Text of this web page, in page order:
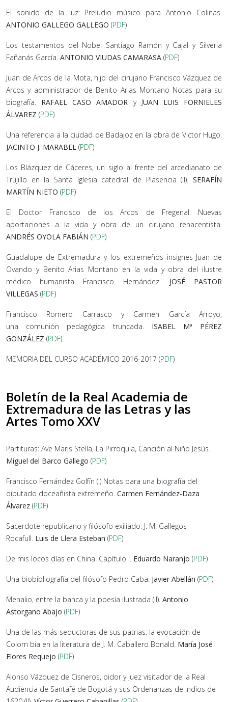
El sonido de la luz: Preludio músico para Antonio Colinas.
ANTONIO GALLEGO GALLEGO (PDF)
Los testamentos del Nobel Santiago Ramón y Cajal y Silveria
Fañanás García. ANTONIO VIUDAS CAMARASA (PDF)
Juan de Arcos de la Mota, hijo del cirujano Francisco Vázquez de
Arcos y administrador de Benito Arias Montano Notas para su
biografía.
RAFAEL CASO AMADOR y JUAN LUIS FORNIELES
ÁLVAREZ (PDF)
Una referencia a la ciudad de Badajoz en la obra de Victor Hugo.
JACINTO J. MARABEL (PDF)
Los Blázquez de Cáceres, un siglo al frente del arcedianato de
Trujillo en la Santa Iglesia catedral de Plasencia (II). SERAFÍN
MARTÍN NIETO (PDF)
El Doctor Francisco de los Arcos de Fregenal: Nuevas
aportaciones a la vida y obra de un cirujano renacentista.
ANDRÉS OYOLA FABIÁN (PDF)
Guadalupe de Extremadura y los extremeños insignes Juan de
Ovando y Benito Arias Montano en la vida y obra del ilustre
médico humanista Francisco Hernández. JOSÉ PASTOR
VILLEGAS (PDF)
Francisco Romero Carrasco y Carmen García Arroyo,
una comunión pedagógica truncada. ISABEL Mª PÉREZ
GONZÁLEZ (PDF)
MEMORIA DEL CURSO ACADÉMICO 2016-2017 (PDF)
Boletín de la Real Academia de
Extremadura de las Letras y las
Artes Tomo XXV
Partituras: Ave Maris Stella, La Pirroquia, Canción al Niño Jesús.
Miguel del Barco Gallego (PDF)
Francisco Fernández Golfín (I) Notas para una biografía del
diputado doceañista extremeño. Carmen Fernández-Daza
Álvarez (PDF)
Sacerdote republicano y filósofo exiliado: J. M. Gallegos
Rocafull. Luis de Llera Esteban (PDF)
De mis locos días en China. Capítulo I. Eduardo Naranjo (PDF)
Una biobibliografía del filósofo Pedro Caba. Javier Abellán (PDF)
Menalio, entre la banca y la poesía ilustrada (II). Antonio
Astorgano Abajo (PDF)
Una de las más seductoras de sus patrias: la evocación de
Colom bia en la literatura de J. M. Caballero Bonald. María José
Flores Requejo (PDF)
Alonso Vázquez de Cisneros, oidor y juez visitador de la Real
Audiencia de Santafé de Bogotá y sus Ordenanzas de indios de